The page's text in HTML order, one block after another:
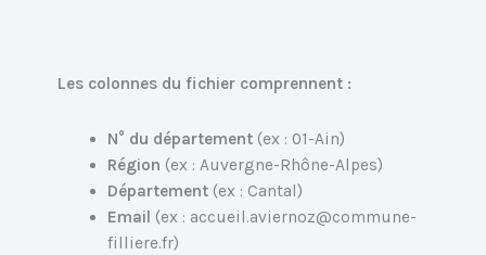
Les colonnes du fichier comprennent :
N° du département (ex : 01-Ain)
Région (ex : Auvergne-Rhône-Alpes)
Département (ex : Cantal)
Email (ex : accueil.aviernoz@commune-
filliere.fr)